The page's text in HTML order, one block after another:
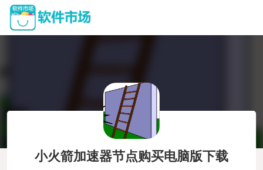
小火箭加速器节点购买电脑版下载